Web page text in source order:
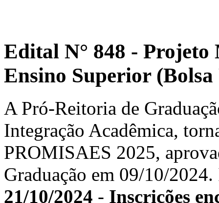
Edital N° 848 - Projeto
Ensino Superior
A Pró-Reitoria de
Integração Acadêmica,
PROMISAES 2025,
Graduação em 09/10/
21/10/2024 - Inscrições